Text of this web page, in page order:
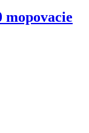
mopovacie